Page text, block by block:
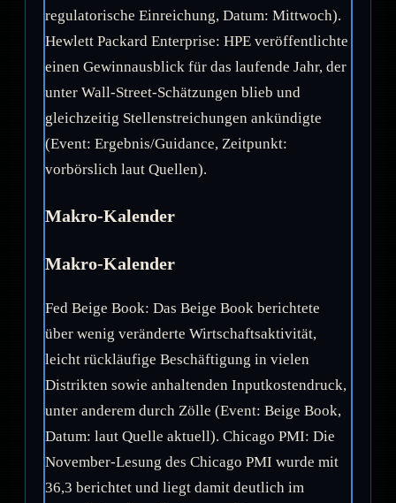
regulatorische Einreichung, Datum: Mittwoch).
Hewlett Packard Enterprise: HPE veröffentlichte
einen Gewinnausblick für das laufende Jahr, der
unter Wall-Street-Schätzungen blieb und
gleichzeitig Stellenstreichungen ankündigte
(Event: Ergebnis/Guidance, Zeitpunkt:
vorbörslich laut Quellen).
Makro-Kalender
Makro-Kalender
Fed Beige Book: Das Beige Book berichtete
über wenig veränderte Wirtschaftsaktivität,
leicht rückläufige Beschäftigung in vielen
Distrikten sowie anhaltenden Inputkostendruck,
unter anderem durch Zölle (Event: Beige Book,
Datum: laut Quelle aktuell). Chicago PMI: Die
November-Lesung des Chicago PMI wurde mit
36,3 berichtet und liegt damit deutlich im